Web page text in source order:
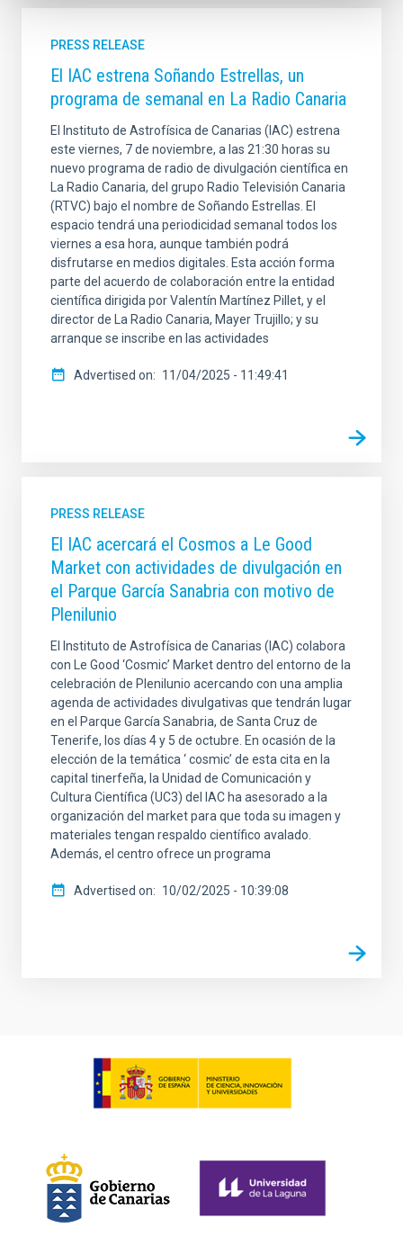
PRESS RELEASE
El IAC estrena Soñando Estrellas, un
programa de semanal en La Radio Canaria
El Instituto de Astrofísica de Canarias (IAC) estrena
este viernes, 7 de noviembre, a las 21:30 horas su
nuevo programa de radio de divulgación científica en
La Radio Canaria, del grupo Radio Televisión Canaria
(RTVC) bajo el nombre de Soñando Estrellas. El
espacio tendrá una periodicidad semanal todos los
viernes a esa hora, aunque también podrá
disfrutarse en medios digitales. Esta acción forma
parte del acuerdo de colaboración entre la entidad
científica dirigida por Valentín Martínez Pillet, y el
director de La Radio Canaria, Mayer Trujillo; y su
arranque se inscribe en las actividades
Advertised on 11/04/2025 - 11:49:41
PRESS RELEASE
El IAC acercará el Cosmos a Le Good
Market con actividades de divulgación en
el Parque García Sanabria con motivo de
Plenilunio
El Instituto de Astrofísica de Canarias (IAC) colabora
con Le Good ‘Cosmic’ Market dentro del entorno de la
celebración de Plenilunio acercando con una amplia
agenda de actividades divulgativas que tendrán lugar
en el Parque García Sanabria, de Santa Cruz de
Tenerife, los días 4 y 5 de octubre. En ocasión de la
elección de la temática ‘ cosmic’ de esta cita en la
capital tinerfeña, la Unidad de Comunicación y
Cultura Científica (UC3) del IAC ha asesorado a la
organización del market para que toda su imagen y
materiales tengan respaldo científico avalado.
Además, el centro ofrece un programa
Advertised on 10/02/2025 - 10:39:08